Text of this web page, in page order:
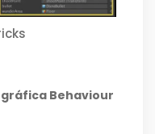
Behaviour